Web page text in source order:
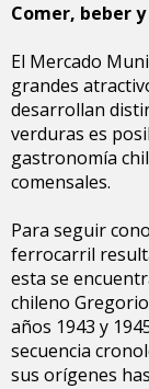
Comer, beber
El Mercado
grandes
desarrollan
verduras es
gastronomía
comensales.
Para seguir
ferrocarril
esta se
chileno
años 1943 y
secuencia
sus orígenes